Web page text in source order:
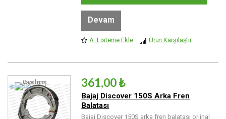
Devam
A. Listeme Ekle Ürün Karşılaştır
361,00 ₺
Bajaj Discover 150S Arka Fren
Balatası
Bajaj Discover 150S arka fren balatası orjinal